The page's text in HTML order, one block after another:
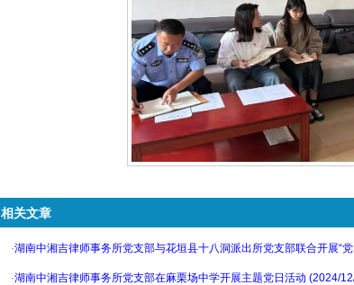
相关文章
·湖南中湘吉律师事务所党支部与花垣县十八洞派出所党支部联合开展“
·湖南中湘吉律师事务所党支部在麻栗场中学开展主题党日活动 (2024/